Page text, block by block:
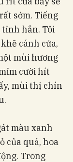
sớm. Tiếng
tỉnh hẳn. Tôi
cánh cửa,
mùi hương
cười hít
mùi thị chín
màu xanh
của quả, hoa
Trong